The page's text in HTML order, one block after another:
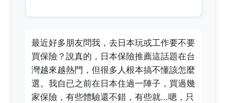
最近好多朋友問我，去日本玩或工作要不要
買保險？說真的，日本保險推薦這話題在台
灣越來越熱門，但很多人根本搞不懂該怎麼
選。我自已之前在日本住過一陣子，買過幾
家保險，有些體驗還不錯，有些就...嗯，只